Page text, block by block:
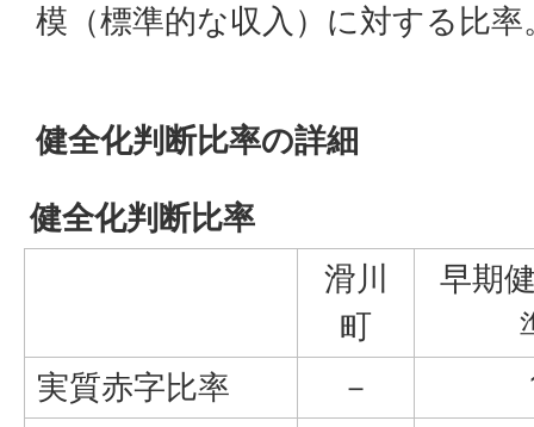
模（標準的な収入）に対する比率
健全化判断比率の詳細
健全化判断比率
滑川
町
早期
実質赤字比率
－